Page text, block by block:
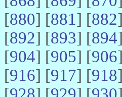
[880] [881] [882
[892] [893] [894
[904] [905] [906
[916] [917] [918